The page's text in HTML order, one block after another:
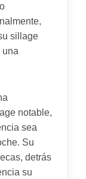
sillage
una
notable,
sea
Su
detrás
su